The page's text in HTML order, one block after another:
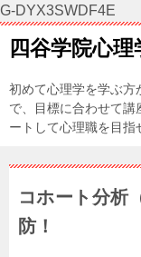
G-DYX3SWDF4E
四谷学院心
初めて心理学を学ぶ方
で、目標に合わせて講
ートして心理職を目指
コホート分析
防！